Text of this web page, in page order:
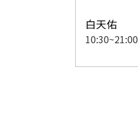
白天佑
10:30~21:00